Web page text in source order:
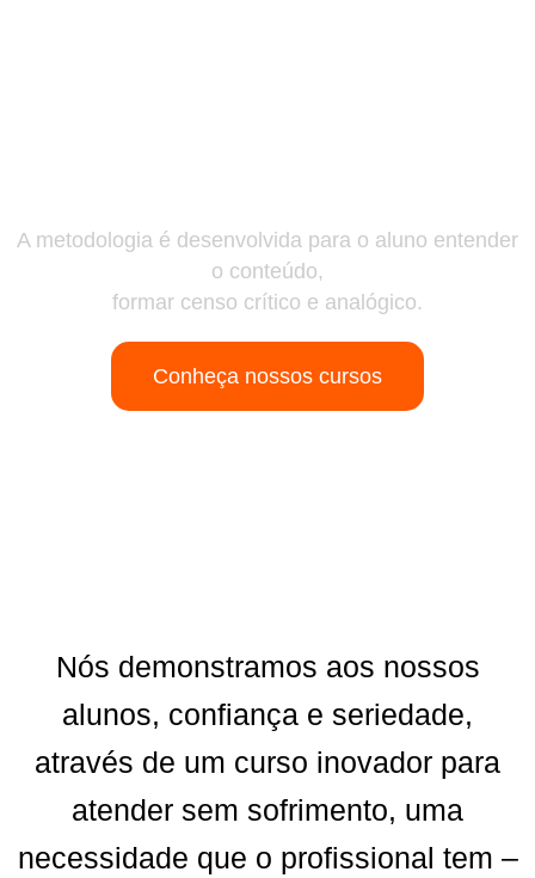
A metodologia é desenvolvida para o aluno entender
o conteúdo,
formar censo crítico e analógico.
Conheça nossos cursos
Nós demonstramos aos nossos
alunos, confiança e seriedade,
através de um curso inovador para
atender sem sofrimento, uma
necessidade que o profissional tem –